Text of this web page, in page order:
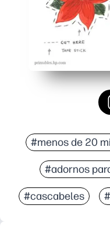
#menos de 20
#adornos
#cascabeles